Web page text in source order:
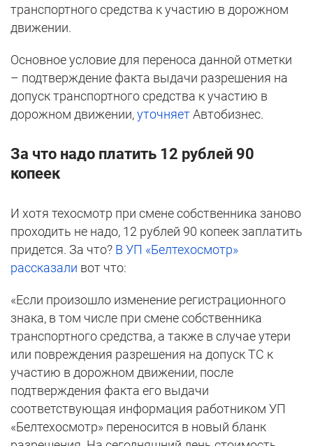
транспортного средства к участию в дорожном
движении.
Основное условие для переноса данной отметки
– подтверждение факта выдачи разрешения на
допуск транспортного средства к участию в
дорожном движении,уточняетАвтобизнес.
За что надо платить 12 рублей 90
копеек
И хотя техосмотр при смене собственника заново
проходить не надо, 12 рублей 90 копеек заплатить
придется. За что? В УП «Белтехосмотр»
рассказали вот что:
«Если произошло изменение регистрационного
знака, в том числе при смене собственника
транспортного средства, а также в случае утери
или повреждения разрешения на допуск ТС к
участию в дорожном движении, после
подтверждения факта его выдачи
соответствующая информация работником УП
«Белтехосмотр» переносится в новый бланк